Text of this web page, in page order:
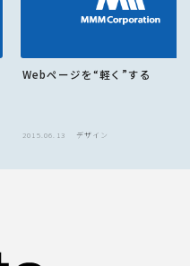
Webページを“軽く”する
2015.06.13 デザイン